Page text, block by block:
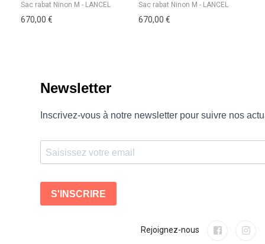
Sac rabat Ninon M - LANCEL
670,00 €
Sac rabat Ninon M - LANCEL
670,00 €
Rejoignez-nous